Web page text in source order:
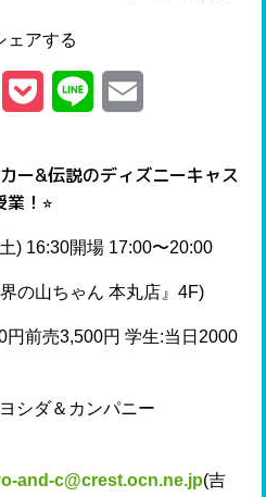
ェアする
Pocket Line
ー&伝説のディズニーキャス
！⭐︎
) 16:30開場 17:00〜20:00
の山ちゃん 本丸店』4F)
円前売3,500円 学生:当日2000
シダ＆カンパニー
and-c@crest.ocn.ne.jp(吉